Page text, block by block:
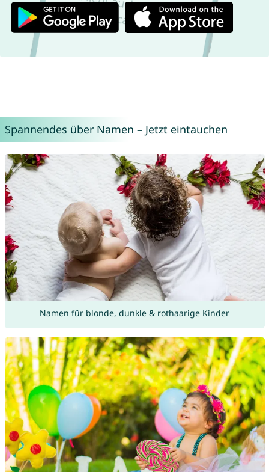
Spannendes über Namen – Jetzt eintauchen
Namen für blonde, dunkle & rothaarige Kinder